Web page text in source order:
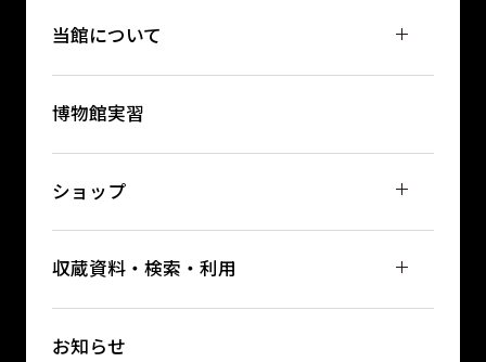
当館について
博物館実習
ショップ
収蔵資料・検索・利用
お知らせ